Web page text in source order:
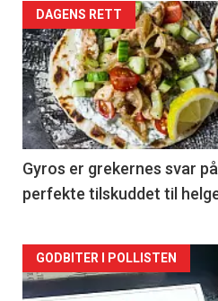
Forsiden
akkurat
nå
-
2
DAGENS RETT
Gyros er grekernes svar
perfekte tilskuddet til
Forsiden
GODBITER I POLLISTEN